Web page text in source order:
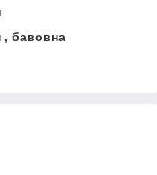
, бавовна